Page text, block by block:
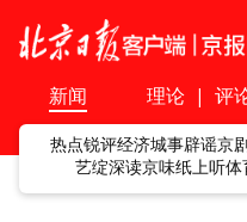
新闻 理论 | 评
热点锐评经济城事辟谣京
艺绽深读京味纸上听体